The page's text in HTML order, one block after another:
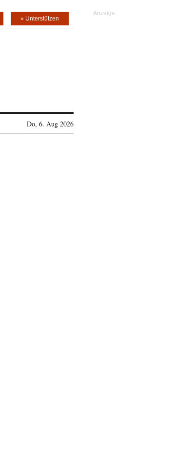
» Unterstützen
Do, 6. Aug 2026